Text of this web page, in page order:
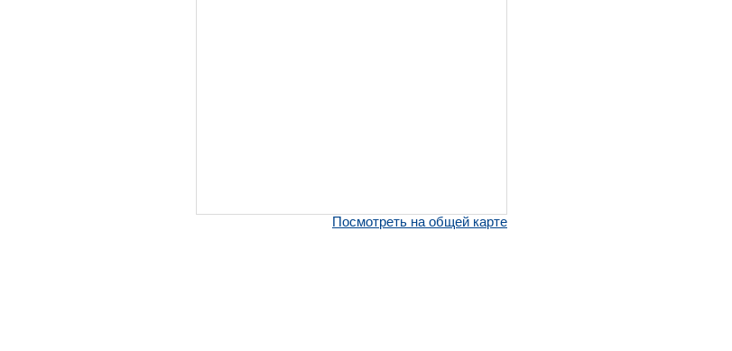
Посмотреть на общей карте